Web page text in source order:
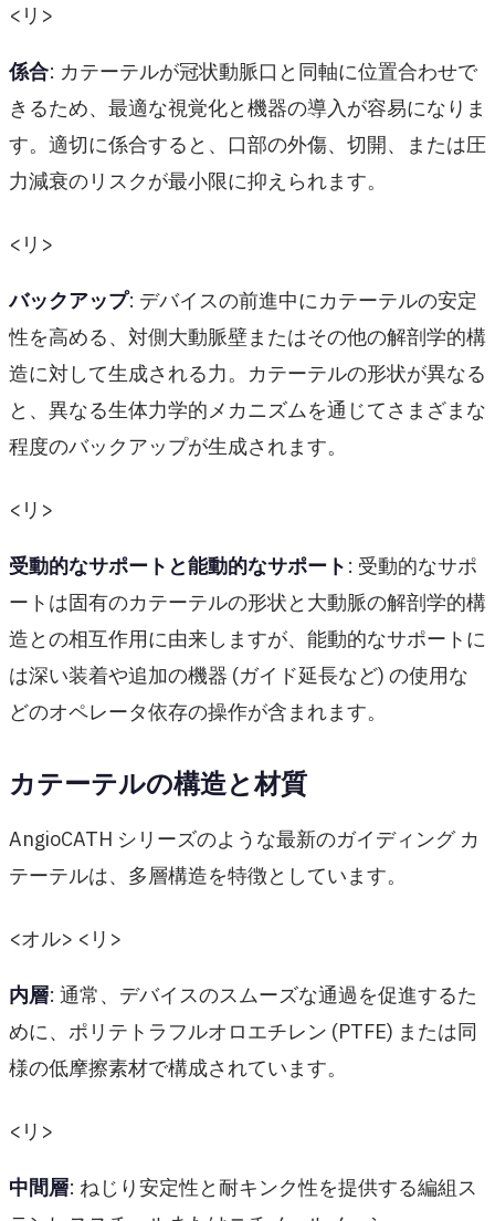
<リ>
係合: カテーテルが冠状動脈口と同軸に位置合わせで
きるため、最適な視覚化と機器の導入が容易になりま
す。適切に係合すると、口部の外傷、切開、または圧
力減衰のリスクが最小限に抑えられます。
<リ>
バックアップ: デバイスの前進中にカテーテルの安定
性を高める、対側大動脈壁またはその他の解剖学的構
造に対して生成される力。カテーテルの形状が異なる
と、異なる生体力学的メカニズムを通じてさまざまな
程度のバックアップが生成されます。
<リ>
受動的なサポートと能動的なサポート : 受動的なサポ
ートは固有のカテーテルの形状と大動脈の解剖学的構
造との相互作用に由来しますが、能動的なサポートに
は深い装着や追加の機器 (ガイド延長など) の使用な
どのオペレータ依存の操作が含まれます。
カテーテルの構造と材質
AngioCATH シリーズのような最新のガイディング カ
テーテルは、多層構造を特徴としています。
<オル> <リ>
内層: 通常、デバイスのスムーズな通過を促進するた
めに、ポリテトラフルオロエチレン (PTFE) または同
様の低摩擦素材で構成されています。
<リ>
中間層: ねじり安定性と耐キンク性を提供する編組ス